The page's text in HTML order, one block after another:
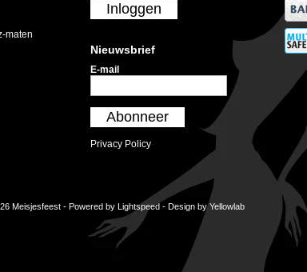
maten
Inloggen
Nieuwsbrief
E-mail
Abonneer
Privacy Policy
Meisjesfeest - Powered by Lightspeed - Design byYellowlab